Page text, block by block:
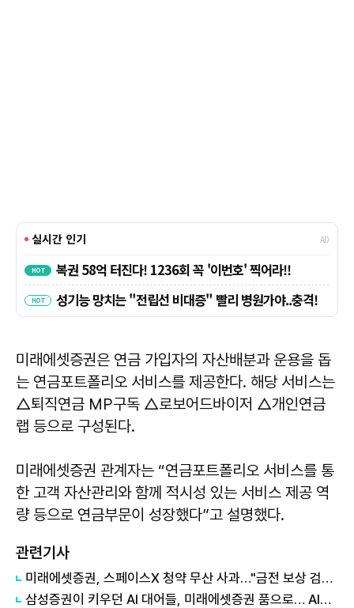
미래에셋증권은 연금 가입자의 자산배분과 운용을 돕
는 연금포트폴리오 서비스를 제공한다. 해당 서비스는
△퇴직연금 MP구독 △로보어드바이저 △개인연금
랩 등으로 구성된다.
미래에셋증권 관계자는 “연금포트폴리오 서비스를 통
한 고객 자산관리와 함께 적시성 있는 서비스 제공 역
량 등으로 연금부문이 성장했다”고 설명했다.
관련기사
미래에셋증권, 스페이스X 청약 무산 사과…"금전 보상 검토"
삼성증권이 키우던 AI 대어들, 미래에셋증권 품으로… AI기업 'IPO 주도권' 바뀐다